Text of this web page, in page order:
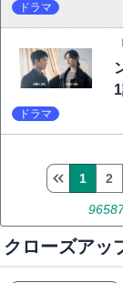
ドラマ
ドラマ
1 2
クローズアッ